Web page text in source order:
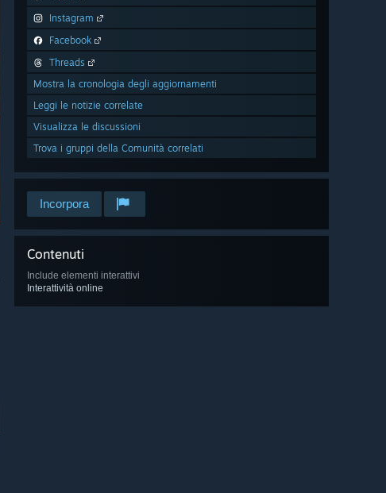
Instagram
Facebook
Threads
Mostra la cronologia degli aggiornamenti
Leggi le notizie correlate
Visualizza le discussioni
Trova i gruppi della Comunità correlati
Incorpora
Contenuti
Include elementi interattivi
Interattività online